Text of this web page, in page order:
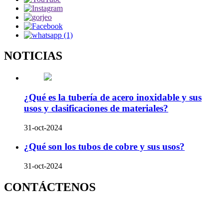
NOTICIAS
¿Qué es la tubería de acero inoxidable y sus
usos y clasificaciones de materiales?
31-oct-2024
¿Qué son los tubos de cobre y sus usos?
31-oct-2024
CONTÁCTENOS